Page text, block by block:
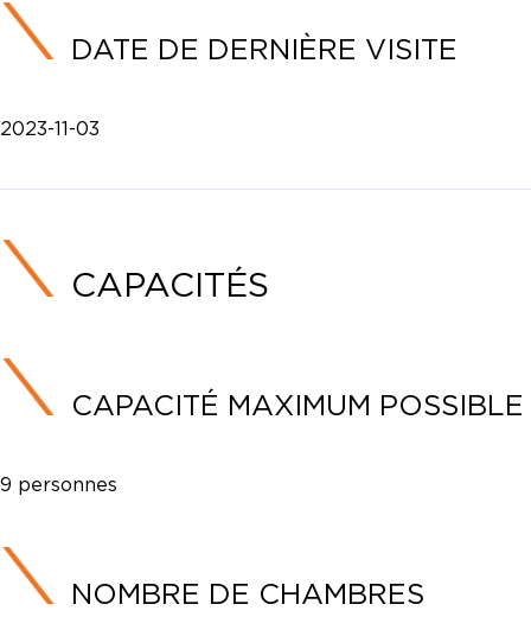
DATE DE DERNIÈRE VISITE
2023-11-03
CAPACITÉS
CAPACITÉ MAXIMUM POSSIBLE
9 personnes
NOMBRE DE CHAMBRES